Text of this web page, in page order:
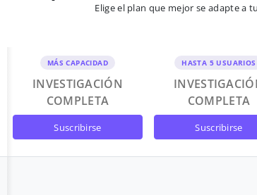
Elige el plan que mejor se adapte a
MÁS CAPACIDAD
INVESTIGACIÓN
COMPLETA
suscribirse
HASTA 5 USUARIOS
COMPLETA
suscribirse